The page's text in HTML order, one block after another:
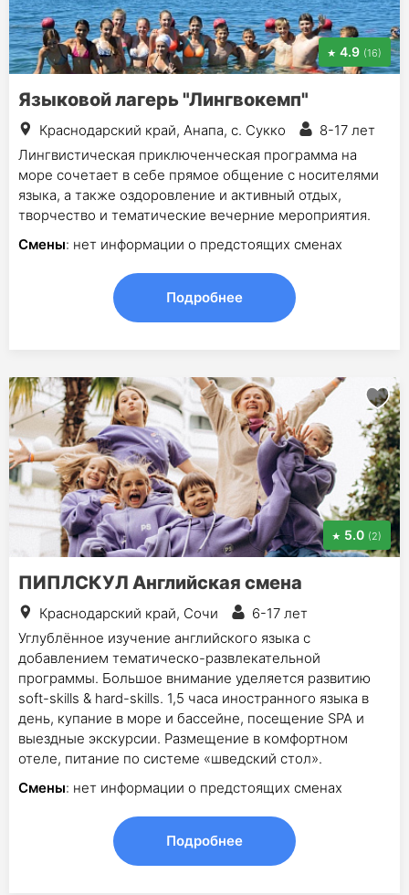
4.9 (16)
Языковой лагерь "Лингвокемп"
Краснодарский край, Анапа, с. Сукко
8-17 лет
Лингвистическая приключенческая программа на
море сочетает в себе прямое общение с носителями
языка, а также оздоровление и активный отдых,
творчество и тематические вечерние мероприятия.
Смены: нет информации о предстоящих сменах
Подробнее
5.0 (2)
ПИПЛСКУЛ Английская смена
Краснодарский край, Сочи
6-17 лет
Углублённое изучение английского языка с
добавлением тематическо-развлекательной
программы. Большое внимание уделяется развитию
soft-skills & hard-skills. 1,5 часа иностранного языка в
день, купание в море и бассейне, посещение SPA и
выездные экскурсии. Размещение в комфортном
отеле, питание по системе «шведский стол».
Смены: нет информации о предстоящих сменах
Подробнее